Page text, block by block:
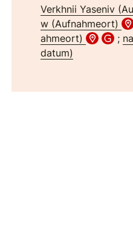
Verkhnii Yaseniv
w (Aufnahmeort)
ahmeort)
;
datum)